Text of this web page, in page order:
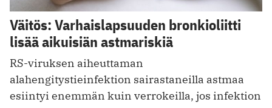
Väitös: Varhaislapsuuden bronkioliitti
lisää aikuisiän astmariskiä
RS-viruksen aiheuttaman
alahengitystieinfektion sairastaneilla astmaa
esiintyi enemmän kuin verrokeilla, jos infektion